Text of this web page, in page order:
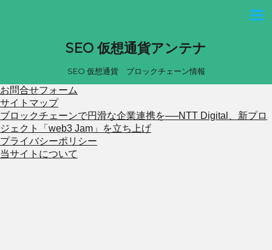
SEO 仮想通貨アンテナ
SEO 仮想通貨 ブロックチェーン情報
お問合せフォーム
サイトマップ
ブロックチェーンで円滑な企業連携を──NTT Digital、新プロ
ジェクト「web3 Jam」を立ち上げ
プライバシーポリシー
当サイトについて